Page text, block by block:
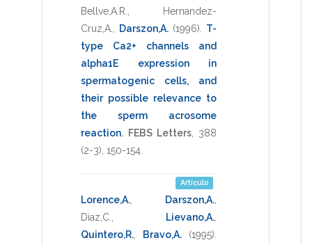
Bellve,A.R.
Hernandez-
Cruz,A.
Darszon,A. (1996)
T-
type Ca2+ channels and
alpha1E expression in
spermatogenic cells, and
their possible relevance to
the sperm acrosome
reaction. FEBS Letters
388
(2-3), 150-154
Artículo
Lorence,A. Darszon,A.
Diaz,C.
Lievano,A.
Quintero,R.
Bravo,A. (1995)